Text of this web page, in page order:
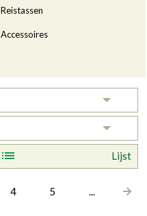
Reistassen
Accessoires
Toggle
Toggle
Lijst
4 5 ...